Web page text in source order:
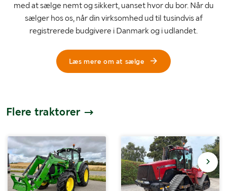
med at sælge nemt og sikkert, uanset hvor du bor. Når du
sælger hos os, når din virksomhed ud til tusindvis af
registrerede budgivere i Danmark og i udlandet.
Læs mere om at sælge
Flere traktorer